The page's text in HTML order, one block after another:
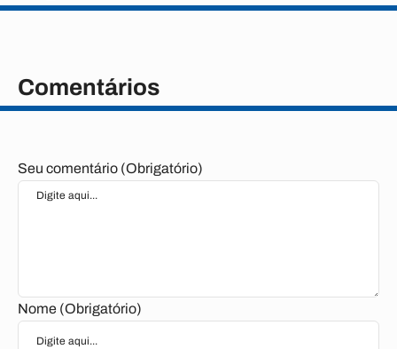
Comentários
Seu comentário (Obrigatório)
Nome (Obrigatório)